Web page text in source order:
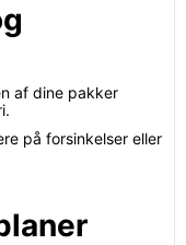
af dine pakker
på forsinkelser eller